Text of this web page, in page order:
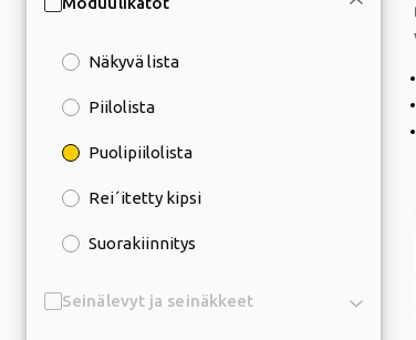
Näkyvä lista
Piilolista
Puolipiilolista
Rei´itetty kipsi
Suorakiinnitys
Seinälevyt ja seinäkkeet